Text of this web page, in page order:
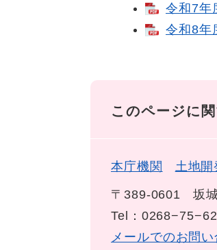
令和7年
令和8年
このページに
本庁機関 土地開
〒389-0601
坂
Tel：
メールでのお問